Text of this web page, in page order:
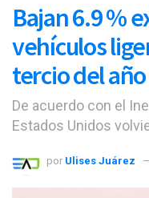
Bajan 6.9 %
vehículos
tercio del año
De acuerdo con el
Estados Unidos
por Ulises Juárez